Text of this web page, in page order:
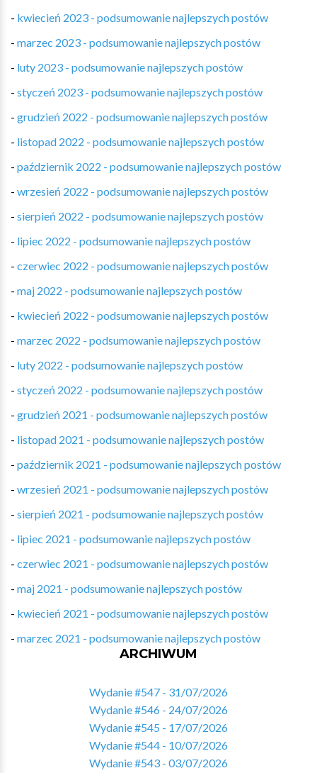
- kwiecień 2023 - podsumowanie najlepszych postów
- marzec 2023 - podsumowanie najlepszych postów
- luty 2023 - podsumowanie najlepszych postów
- styczeń 2023 - podsumowanie najlepszych postów
- grudzień 2022 - podsumowanie najlepszych postów
- listopad 2022 - podsumowanie najlepszych postów
- październik 2022 - podsumowanie najlepszych postów
- wrzesień 2022 - podsumowanie najlepszych postów
- sierpień 2022 - podsumowanie najlepszych postów
- lipiec 2022 - podsumowanie najlepszych postów
- czerwiec 2022 - podsumowanie najlepszych postów
- maj 2022 - podsumowanie najlepszych postów
- kwiecień 2022 - podsumowanie najlepszych postów
- marzec 2022 - podsumowanie najlepszych postów
- luty 2022 - podsumowanie najlepszych postów
- styczeń 2022 - podsumowanie najlepszych postów
- grudzień 2021 - podsumowanie najlepszych postów
- listopad 2021 - podsumowanie najlepszych postów
- październik 2021 - podsumowanie najlepszych postów
- wrzesień 2021 - podsumowanie najlepszych postów
- sierpień 2021 - podsumowanie najlepszych postów
- lipiec 2021 - podsumowanie najlepszych postów
- czerwiec 2021 - podsumowanie najlepszych postów
- maj 2021 - podsumowanie najlepszych postów
- kwiecień 2021 - podsumowanie najlepszych postów
- marzec 2021 - podsumowanie najlepszych postów
ARCHIWUM
Wydanie #547 - 31/07/2026
Wydanie #546 - 24/07/2026
Wydanie #545 - 17/07/2026
Wydanie #544 - 10/07/2026
Wydanie #543 - 03/07/2026